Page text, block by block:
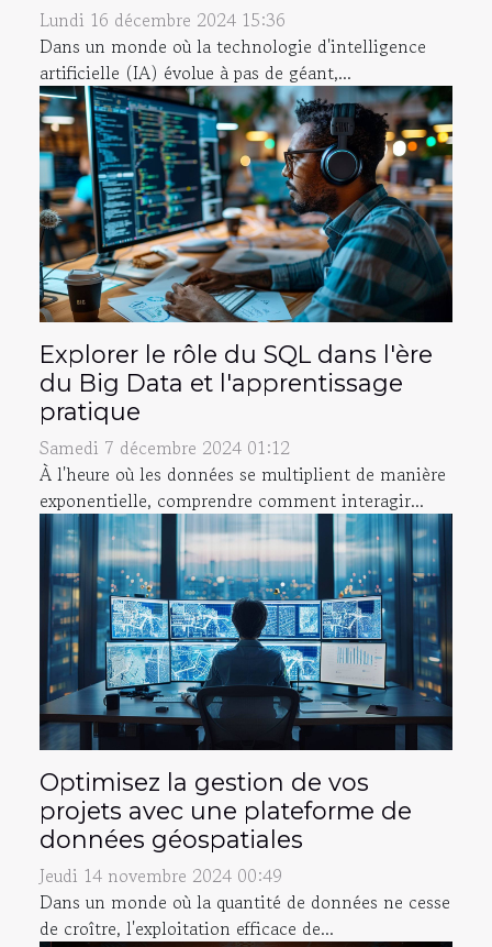
Lundi 16 décembre 2024 15:36
Dans un monde où la technologie d'intelligence
artificielle (IA) évolue à pas de géant,...
Explorer le rôle du SQL dans l'ère
du Big Data et l'apprentissage
pratique
Samedi 7 décembre 2024 01:12
À l'heure où les données se multiplient de manière
exponentielle, comprendre comment interagir...
Optimisez la gestion de vos
projets avec une plateforme de
données géospatiales
Jeudi 14 novembre 2024 00:49
Dans un monde où la quantité de données ne cesse
de croître, l'exploitation efficace de...